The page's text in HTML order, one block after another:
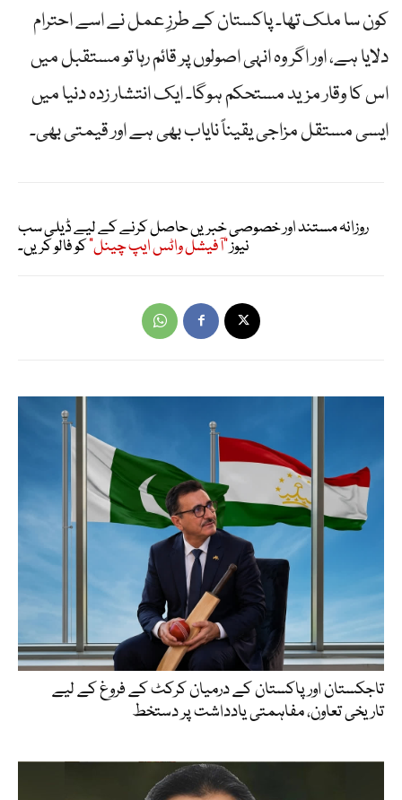
کون سا ملک تھا۔ پاکستان کے طرزِ عمل نے اسے احترام
دلایا ہے، اور اگر وہ انہی اصولوں پر قائم رہا تو مستقبل میں
اس کا وقار مزید مستحکم ہوگا۔ ایک انتشار زدہ دنیا میں
ایسی مستقل مزاجی یقیناً نایاب بھی ہے اور قیمتی بھی۔
روزانہ مستند اور خصوصی خبریں حاصل کرنے کے لیے ڈیلی سب
نیوز"آفیشل واٹس ایپ چینل"کو فالو کریں۔
تاجکستان اور پاکستان کے درمیان کرکٹ کے فروغ کے لیے
تاریخی تعاون، مفاہمتی یادداشت پر دستخط